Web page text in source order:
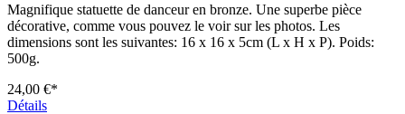
Magnifique statuette de danceur en bronze. Une superbe pièce
décorative, comme vous pouvez le voir sur les photos. Les
dimensions sont les suivantes: 16 x 16 x 5cm (L x H x P). Poids:
500g.
24,00 €*
Détails